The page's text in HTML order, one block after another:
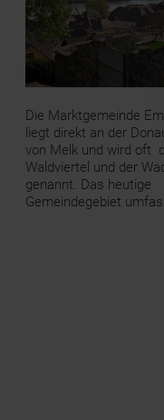
Die Marktgemeinde
liegt direkt an der
von Melk und wird oft
Waldviertel und der
genannt. Das heutige
Gemeindegebiet